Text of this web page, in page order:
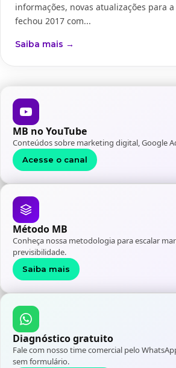
informações, novas atualizações para
fechou 2017 com...
Saiba mais →
MB no YouTube
Conteúdos sobre marketing digital, Google
Acesse o canal
Método MB
Conheça nossa metodologia para escalar
previsibilidade.
Saiba mais
Diagnóstico gratuito
Fale com nosso time comercial pelo
sem formulário.